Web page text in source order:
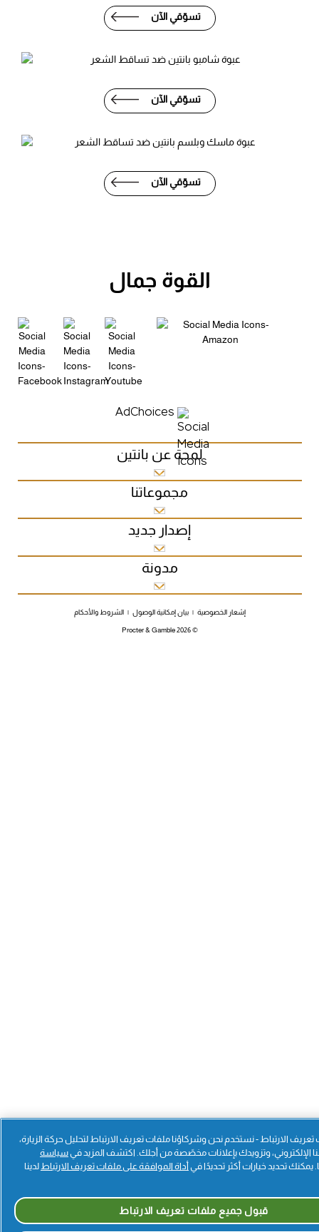
تسوّقي الآن
تسوّقي الآن
تسوّقي الآن
القوة جمال
AdChoices
لمحة عن بانتين
مجموعاتنا
إصدار جديد
مدونة
إشعار الخصوصية | بيان إمكانية الوصول | الشروط والأحكام
©
2026
Procter & Gamble
الارتباط - نستخدم نحن وشركاؤنا ملفات تعريف الارتباط لتحليل حركة الزيارة،
الإلكتروني، وتزويدك بإعلانات مخصّصة من أجلك. اكتشف المزيد فيسياسة
يمكنك تحديد خيارات أكثر تحديدًا فيأداة الموافقة على ملفات تعريف الارتباطلدينا
قبول جميع ملفات تعريف الارتباط